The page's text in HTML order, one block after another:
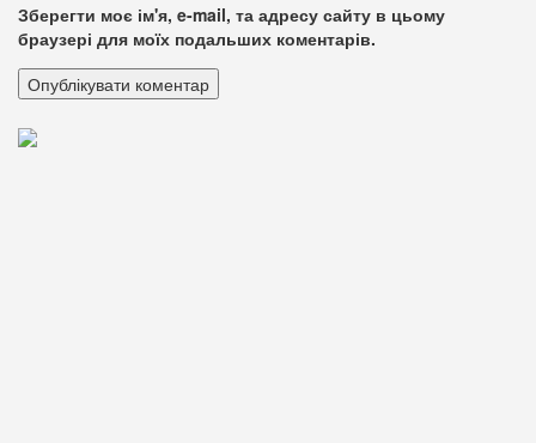
Зберегти моє ім'я, e-mail, та адресу сайту в цьому
браузері для моїх подальших коментарів.